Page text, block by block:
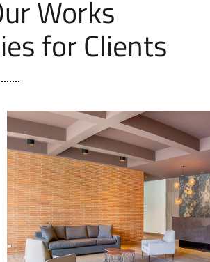
Works
for Clients
Orvieto
PROYECTOS CONSTRUIDOS